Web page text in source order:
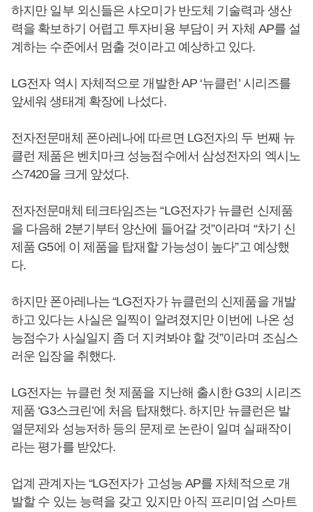
하지만 일부 외신들은 샤오미가 반도체 기술력과 생산
력을 확보하기 어렵고 투자비용 부담이 커 자체 AP를 설
계하는 수준에서 멈출 것이라고 예상하고 있다.
LG전자 역시 자체적으로 개발한 AP ‘뉴클런’ 시리즈를
앞세워 생태계 확장에 나섰다.
전자전문매체 폰아레나에 따르면 LG전자의 두 번째 뉴
클런 제품은 벤치마크 성능점수에서 삼성전자의 엑시노
스7420을 크게 앞섰다.
전자전문매체 테크타임즈는 “LG전자가 뉴클런 신제품
을 다음해 2분기부터 양산에 들어갈 것”이라며 “차기 신
제품 G5에 이 제품을 탑재할 가능성이 높다”고 예상했
다.
하지만 폰아레나는 “LG전자가 뉴클런의 신제품을 개발
하고 있다는 사실은 일찍이 알려졌지만 이번에 나온 성
능점수가 사실일지 좀 더 지켜봐야 할 것”이라며 조심스
러운 입장을 취했다.
LG전자는 뉴클런 첫 제품을 지난해 출시한 G3의 시리즈
제품 ‘G3스크린’에 처음 탑재했다. 하지만 뉴클런은 발
열문제와 성능저하 등의 문제로 논란이 일며 실패작이
라는 평가를 받았다.
업계 관계자는 “LG전자가 고성능 AP를 자체적으로 개
발할 수 있는 능력을 갖고 있지만 아직 프리미엄 스마트